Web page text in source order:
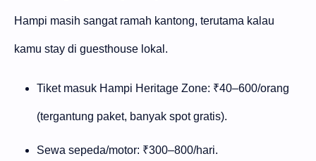
Hampi masih sangat ramah kantong, terutama kalau
kamu stay di guesthouse lokal.
Tiket masuk Hampi Heritage Zone: ₹40–600/orang
(tergantung paket, banyak spot gratis).
Sewa sepeda/motor: ₹300–800/hari.